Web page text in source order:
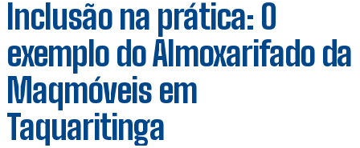
Inclusão na prática: O
exemplo do Almoxarifado da
Maqmóveis em
Taquaritinga